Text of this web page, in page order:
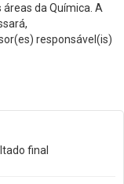
da Química. A
responsável(is)
final